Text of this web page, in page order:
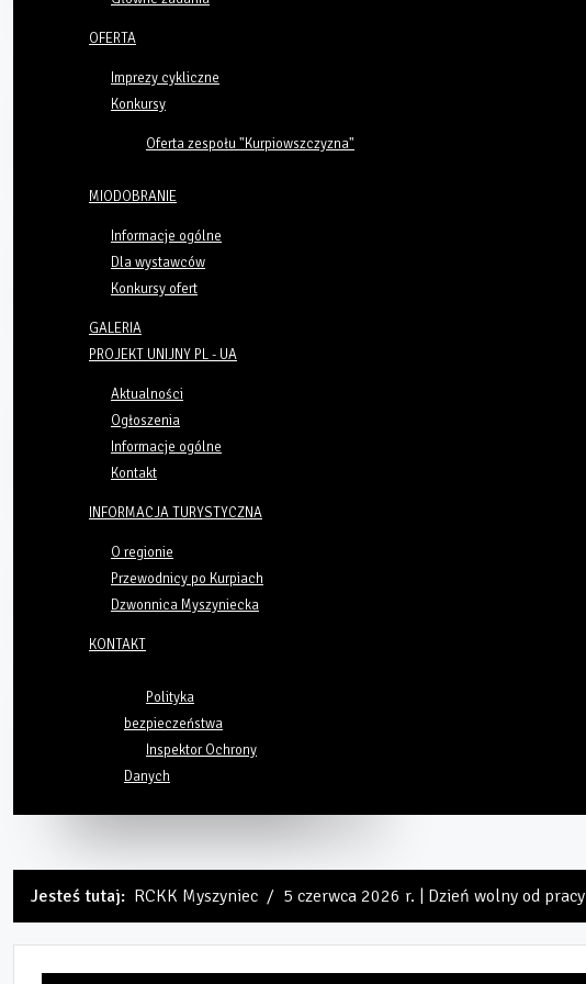
OFERTA
Imprezy cykliczne
Konkursy
Oferta zespołu "Kurpiowszczyzna"
MIODOBRANIE
Informacje ogólne
Dla wystawców
Konkursy ofert
GALERIA
PROJEKT UNIJNY PL - UA
Aktualności
Ogłoszenia
Informacje ogólne
Kontakt
INFORMACJA TURYSTYCZNA
O regionie
Przewodnicy po Kurpiach
Dzwonnica Myszyniecka
KONTAKT
Polityka
bezpieczeństwa
Inspektor Ochrony
Danych
Jesteś tutaj: RCKK Myszyniec 5 czerwca 2026 r. | Dzień wolny od pracy